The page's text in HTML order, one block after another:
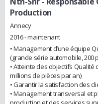
Production
Annecy
2016 - maintenant
• Management d’une équipe
(grande série automobile, 200
• Atteinte des objectifs Qualité
millions de pièces par an)
• Garantir la satisfaction des
• Management transversal et